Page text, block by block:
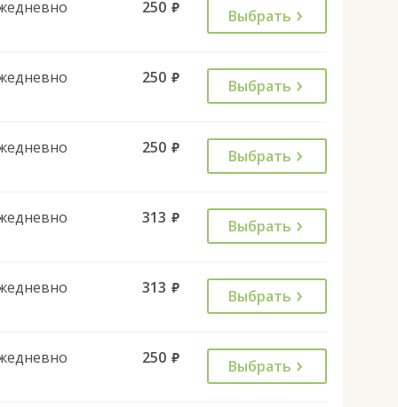
250 руб. Выбрать
250 руб. Выбрать
250 руб. Выбрать
313 руб. Выбрать
313 руб. Выбрать
250 руб. Выбрать